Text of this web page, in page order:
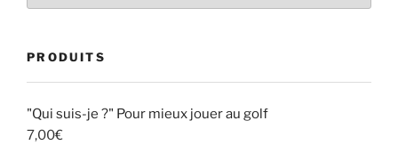
catégories
PRODUITS
"Qui suis-je ?" Pour mieux jouer au golf
7,00€